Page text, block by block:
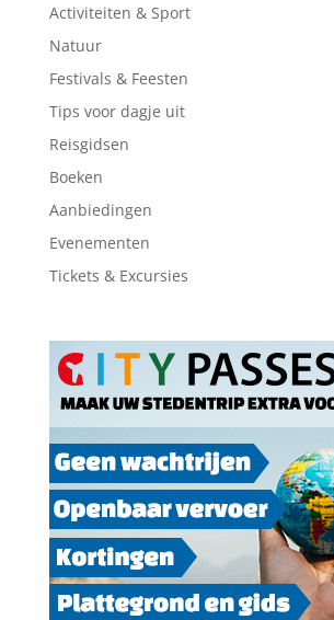
Activiteiten & Sport
Natuur
Festivals & Feesten
Tips voor dagje uit
Reisgidsen
Boeken
Aanbiedingen
Evenementen
Tickets & Excursies